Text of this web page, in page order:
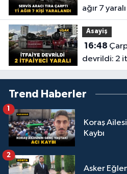
ağır 7 yaralı
Asayiş
16:48
devrildi: 2
Trend Haberler
Koraş
Kaybı
1
Asker
2